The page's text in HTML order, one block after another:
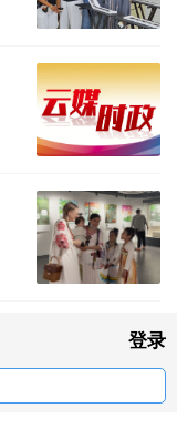
登录